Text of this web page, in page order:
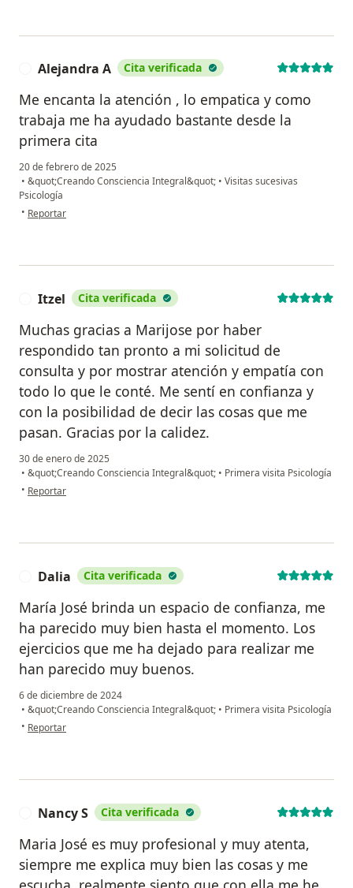
Alejandra A Cita verificada
Me encanta la atención , lo empatica y como
trabaja me ha ayudado bastante desde la
primera cita
20 de febrero de 2025
• &quot;Creando Consciencia Integral&quot; • Visitas sucesivas
Psicología
• en opinión del usuario Alejandra A
Reportar
Itzel Cita verificada
Muchas gracias a Marijose por haber
respondido tan pronto a mi solicitud de
consulta y por mostrar atención y empatía con
todo lo que le conté. Me sentí en confianza y
con la posibilidad de decir las cosas que me
pasan. Gracias por la calidez.
30 de enero de 2025
• &quot;Creando Consciencia Integral&quot; • Primera visita Psicología
• en opinión del usuario Itzel
Reportar
Dalia Cita verificada
María José brinda un espacio de confianza, me
ha parecido muy bien hasta el momento. Los
ejercicios que me ha dejado para realizar me
han parecido muy buenos.
6 de diciembre de 2024
• &quot;Creando Consciencia Integral&quot; • Primera visita Psicología
• en opinión del usuario Dalia
Reportar
Nancy S Cita verificada
Maria José es muy profesional y muy atenta,
siempre me explica muy bien las cosas y me